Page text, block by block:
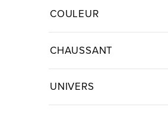
COULEUR
CHAUSSANT
UNIVERS